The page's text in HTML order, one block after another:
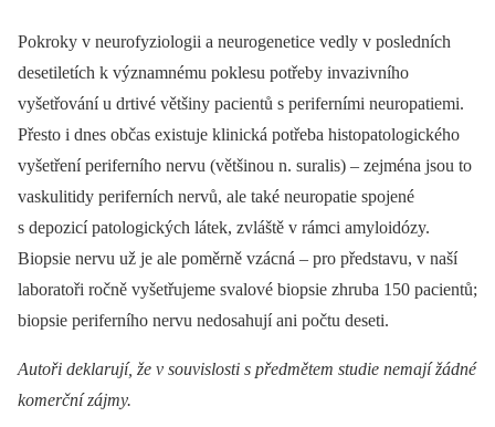
Pokroky v neurofyziologii a neurogenetice vedly v posledních
desetiletích k významnému poklesu potřeby invazivního
vyšetřování u drtivé většiny pacientů s periferními neuropatiemi.
Přesto i dnes občas existuje klinická potřeba histopatologického
vyšetření periferního nervu (většinou n. suralis) –⁠ zejména jsou to
vaskulitidy periferních nervů, ale také neuropatie spojené
s depozicí patologických látek, zvláště v rámci amyloidózy.
Biopsie nervu už je ale poměrně vzácná –⁠ pro představu, v naší
laboratoři ročně vyšetřujeme svalové biopsie zhruba 150 pacientů;
biopsie periferního nervu nedosahují ani počtu deseti.
Autoři deklarují, že v souvislosti s předmětem studie nemají žádné
komerční zájmy.